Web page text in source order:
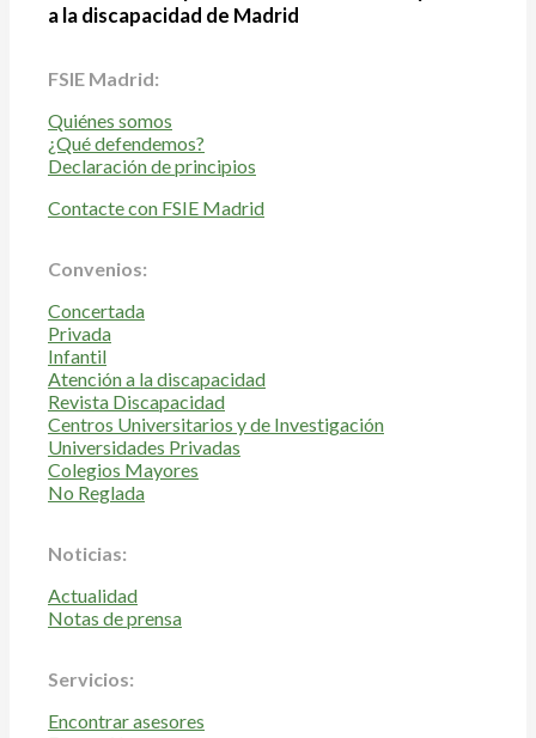
a la discapacidad de Madrid
FSIE Madrid:
Quiénes somos
¿Qué defendemos?
Declaración de principios
Contacte con FSIE Madrid
Convenios:
Concertada
Privada
Infantil
Atención a la discapacidad
Revista Discapacidad
Centros Universitarios y de Investigación
Universidades Privadas
Colegios Mayores
No Reglada
Noticias:
Actualidad
Notas de prensa
Servicios:
Encontrar asesores